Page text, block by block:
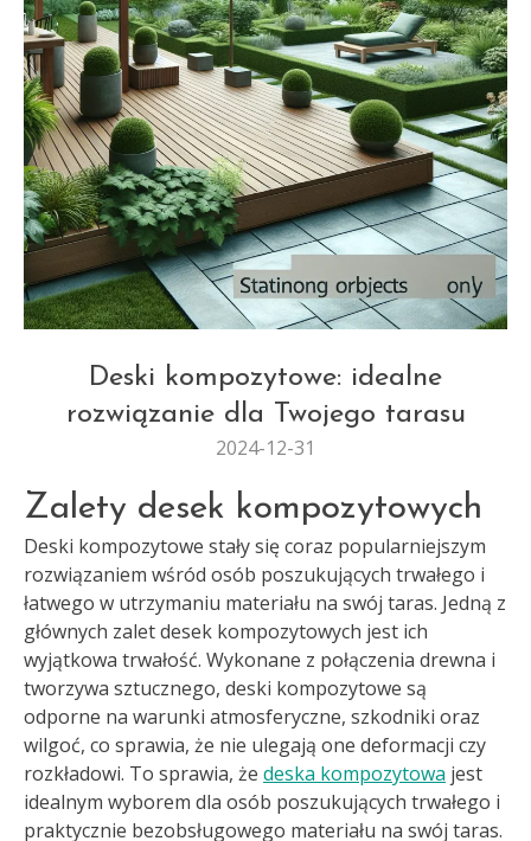
OGRODZENIE, STYLOWY TARAS.
Deski kompozytowe: idealne
rozwiązanie dla Twojego tarasu
2024-12-31
Zalety desek kompozytowych
Deski kompozytowe stały się coraz popularniejszym
rozwiązaniem wśród osób poszukujących trwałego i
łatwego w utrzymaniu materiału na swój taras. Jedną z
głównych zalet desek kompozytowych jest ich
wyjątkowa trwałość. Wykonane z połączenia drewna i
tworzywa sztucznego, deski kompozytowe są
odporne na warunki atmosferyczne, szkodniki oraz
wilgoć, co sprawia, że nie ulegają one deformacji czy
rozkładowi. To sprawia, że deska kompozytowa jest
idealnym wyborem dla osób poszukujących trwałego i
praktycznie bezobsługowego materiału na swój taras.